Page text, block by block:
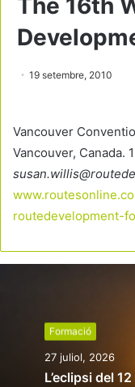
The 16th
19 setembre, 2010
Vancouver
Vancouver, Canada.
routedevelopment-
Formació
27 juliol, 2026
L’eclipsi del